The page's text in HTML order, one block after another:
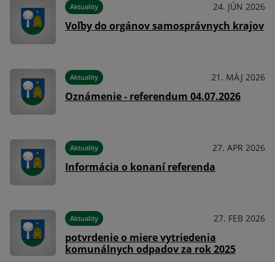
Aktuality 24. JÚN 2026
Voľby do orgánov samosprávnych krajov
Aktuality 21. MÁJ 2026
Oznámenie - referendum 04.07.2026
Aktuality 27. APR 2026
Informácia o konaní referenda
Aktuality 27. FEB 2026
potvrdenie o miere vytriedenia
komunálnych odpadov za rok 2025